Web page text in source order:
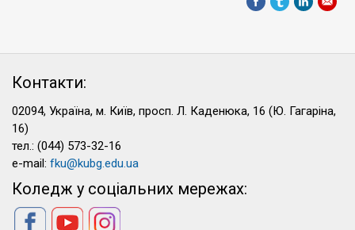
Контакти:
02094, Україна, м. Київ, просп. Л. Каденюка, 16 (Ю. Гагаріна,
16)
тел.: (044) 573-32-16
e-mail: fku@kubg.edu.ua
Коледж у соціальних мережах: